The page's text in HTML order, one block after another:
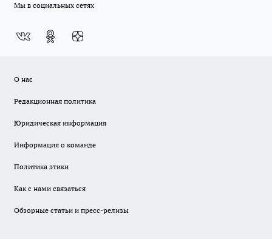
Мы в социальных сетях
О нас
Редакционная политика
Юридическая информация
Информация о команде
Политика этики
Как с нами связаться
Обзорные статьи и пресс-релизы